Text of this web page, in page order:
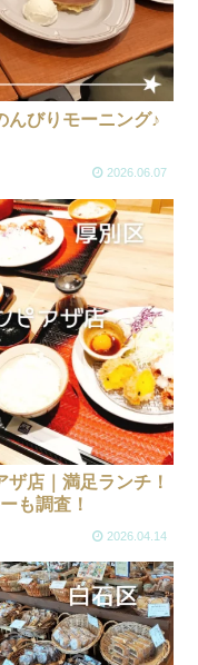
んびりモーニング♪
2026.06.07
ザ店｜満足ランチ！
も調査！
2026.04.14